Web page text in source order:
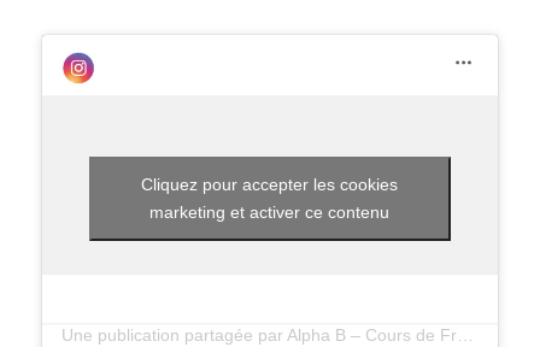
Cliquez pour accepter les cookies
marketing et activer ce contenu